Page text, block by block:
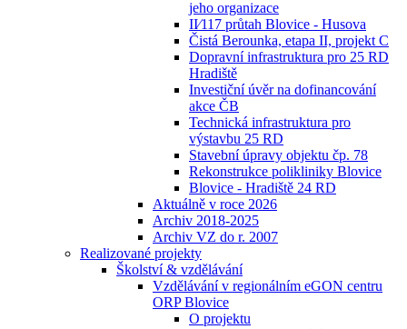
jeho organizace
II⁄117 průtah Blovice - Husova
Čistá Berounka, etapa II, projekt C
Dopravní infrastruktura pro 25 RD
Hradiště
Investiční úvěr na dofinancování
akce ČB
Technická infrastruktura pro
výstavbu 25 RD
Stavební úpravy objektu čp. 78
Rekonstrukce polikliniky Blovice
Blovice - Hradiště 24 RD
Aktuálně v roce 2026
Archiv 2018-2025
Archiv VZ do r. 2007
Realizované projekty
Školství & vzdělávání
Vzdělávání v regionálním eGON centru
ORP Blovice
O projektu